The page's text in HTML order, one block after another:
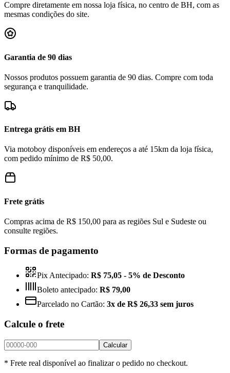
Compre diretamente em nossa loja física, no centro de BH, com as
mesmas condições do site.
Garantia de 90 dias
Nossos produtos possuem garantia de 90 dias. Compre com toda
segurança e tranquilidade.
Entrega grátis em BH
Via motoboy disponíveis em endereços a até 15km da loja física,
com pedido mínimo de R$ 50,00.
Frete grátis
Compras acima de R$ 150,00 para as regiões Sul e Sudeste ou
consulte regiões.
Formas de pagamento
Pix Antecipado: R$ 75,05 - 5% de Desconto
Boleto antecipado: R$ 79,00
Parcelado no Cartão: 3x de R$ 26,33 sem juros
Calcule o frete
Calcular
* Frete real disponível ao finalizar o pedido no checkout.